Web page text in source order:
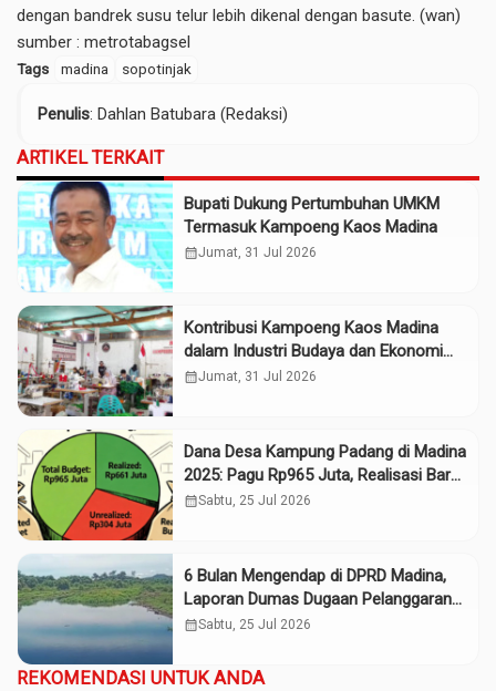
dengan bandrek susu telur lebih dikenal dengan basute. (wan)
sumber : metrotabagsel
Tags madina sopotinjak
Penulis: Dahlan Batubara (Redaksi)
ARTIKEL TERKAIT
Bupati Dukung Pertumbuhan UMKM
Termasuk Kampoeng Kaos Madina
calendar_monthJumat, 31 Jul 2026
Kontribusi Kampoeng Kaos Madina
dalam Industri Budaya dan Ekonomi
Daerah
calendar_monthJumat, 31 Jul 2026
Dana Desa Kampung Padang di Madina
2025: Pagu Rp965 Juta, Realisasi Baru
Rp661 Juta
calendar_monthSabtu, 25 Jul 2026
6 Bulan Mengendap di DPRD Madina,
Laporan Dumas Dugaan Pelanggaran
PT Rendi Tak Digubris
calendar_monthSabtu, 25 Jul 2026
REKOMENDASI UNTUK ANDA